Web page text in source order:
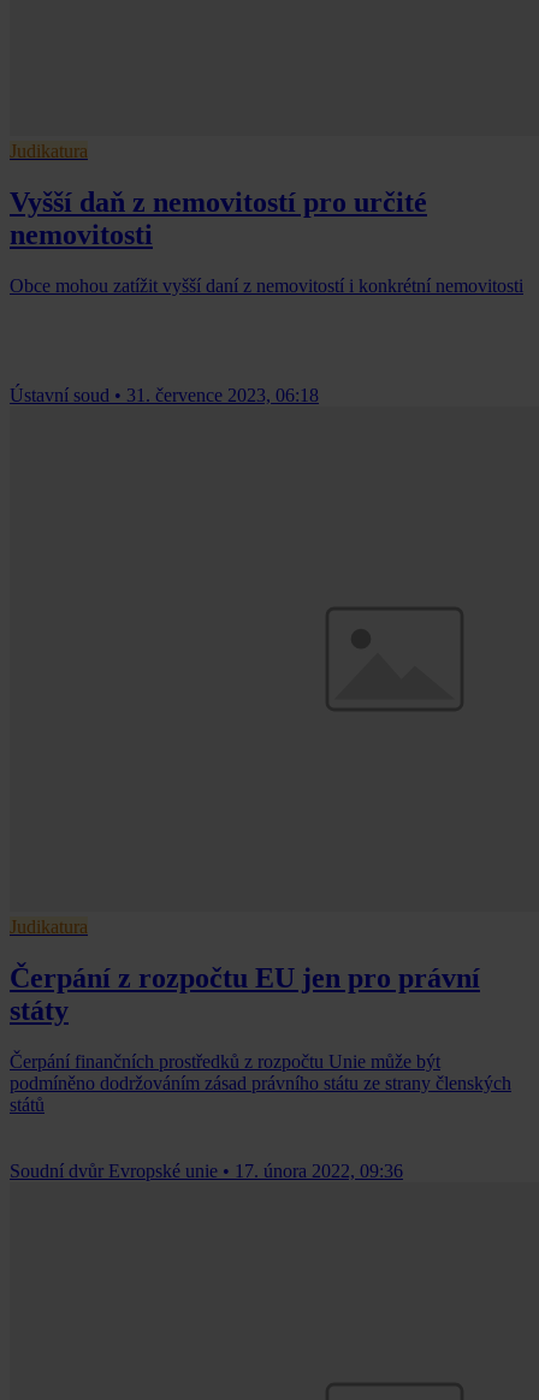
Judikatura
Vyšší daň z nemovitostí pro určité
nemovitosti
Obce mohou zatížit vyšší daní z nemovitostí i konkrétní nemovitosti
Ústavní soud • 31. července 2023, 06:18
Judikatura
Čerpání z rozpočtu EU jen pro právní
státy
Čerpání finančních prostředků z rozpočtu Unie může být
podmíněno dodržováním zásad právního státu ze strany členských
států
Soudní dvůr Evropské unie • 17. února 2022, 09:36